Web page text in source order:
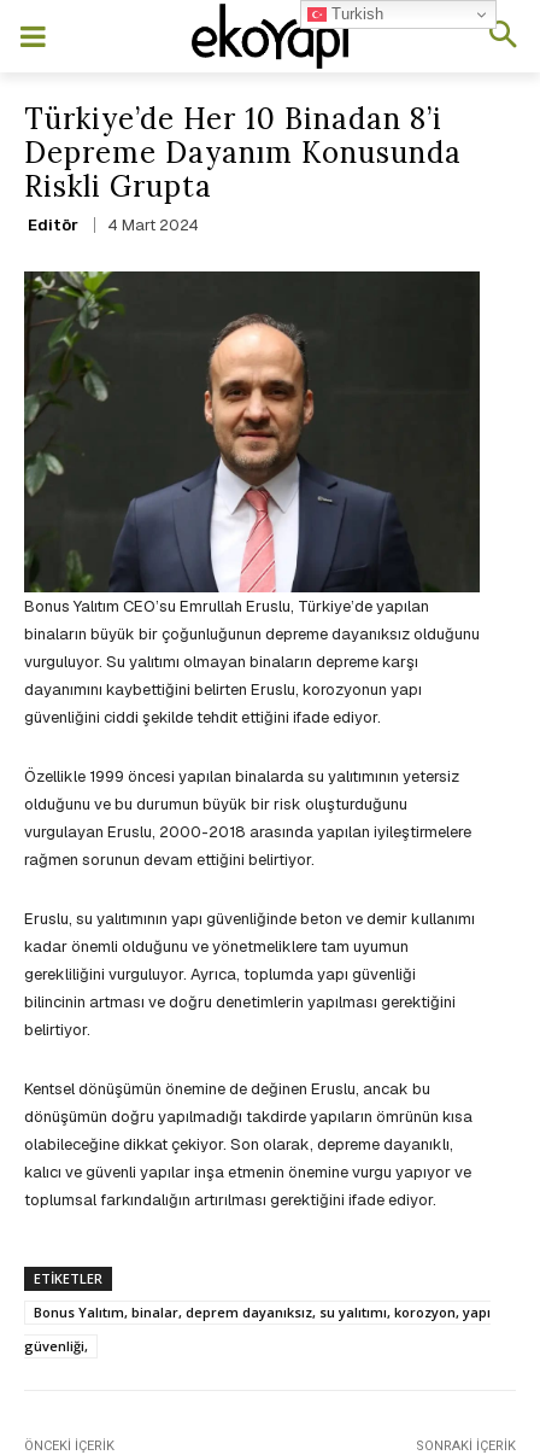
Türkiye’de Her 10 Binadan 8’i
Depreme Dayanım Konusunda
Riskli Grupta
Editör 4 Mart 2024
Bonus Yalıtım CEO’su Emrullah Eruslu, Türkiye’de yapılan
binaların büyük bir çoğunluğunun depreme dayanıksız olduğunu
vurguluyor. Su yalıtımı olmayan binaların depreme karşı
dayanımını kaybettiğini belirten Eruslu, korozyonun yapı
güvenliğini ciddi şekilde tehdit ettiğini ifade ediyor.
Özellikle 1999 öncesi yapılan binalarda su yalıtımının yetersiz
olduğunu ve bu durumun büyük bir risk oluşturduğunu
vurgulayan Eruslu, 2000-2018 arasında yapılan iyileştirmelere
rağmen sorunun devam ettiğini belirtiyor.
Eruslu, su yalıtımının yapı güvenliğinde beton ve demir kullanımı
kadar önemli olduğunu ve yönetmeliklere tam uyumun
gerekliliğini vurguluyor. Ayrıca, toplumda yapı güvenliği
bilincinin artması ve doğru denetimlerin yapılması gerektiğini
belirtiyor.
Kentsel dönüşümün önemine de değinen Eruslu, ancak bu
dönüşümün doğru yapılmadığı takdirde yapıların ömrünün kısa
olabileceğine dikkat çekiyor. Son olarak, depreme dayanıklı,
kalıcı ve güvenli yapılar inşa etmenin önemine vurgu yapıyor ve
toplumsal farkındalığın artırılması gerektiğini ifade ediyor.
ETIKETLER
Bonus Yalıtım, binalar, deprem dayanıksız, su yalıtımı, korozyon, yapı
güvenliği,
ÖNCEKI İÇERIK SONRAKI İÇERIK
Turkish